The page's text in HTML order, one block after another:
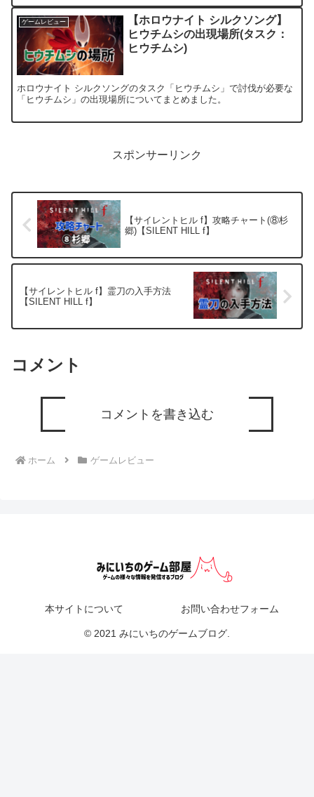
ゲームレビュー
【ホロウナイト シルクソング】
ヒウチムシの出現場所(タスク：
ヒウチムシ)
ホロウナイト シルクソングのタスク「ヒウチムシ」で討伐が必要な
「ヒウチムシ」の出現場所についてまとめました。
スポンサーリンク
【サイレントヒル f】攻略チャート(⑧杉
郷)【SILENT HILL f】
【サイレントヒル f】霊刀の入手方法
【SILENT HILL f】
コメント
コメントを書き込む
ホーム ゲームレビュー
本サイトについて お問い合わせフォーム
© 2021 みにいちのゲームブログ.